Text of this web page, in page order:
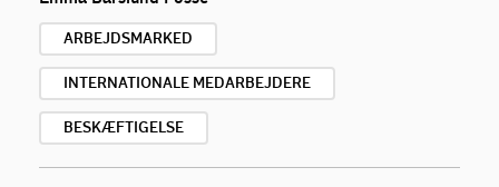
ARBEJDSMARKED
INTERNATIONALE MEDARBEJDERE
BESKÆFTIGELSE